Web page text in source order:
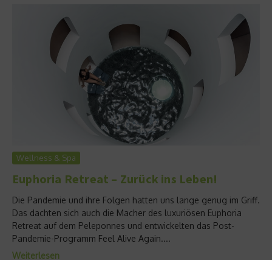
Wellness & Spa
Euphoria Retreat – Zurück ins Leben!
Die Pandemie und ihre Folgen hatten uns lange genug im Griff.
Das dachten sich auch die Macher des luxuriösen Euphoria
Retreat auf dem Peleponnes und entwickelten das Post-
Pandemie-Programm Feel Alive Again....
Weiterlesen